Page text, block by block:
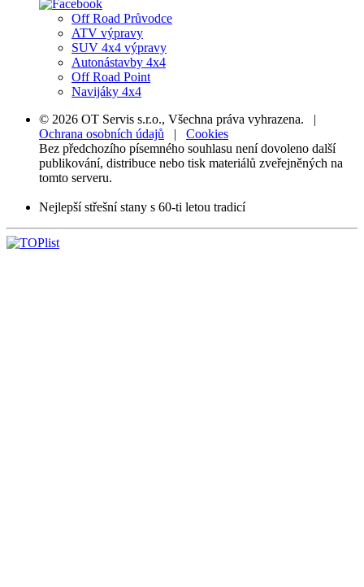
Off Road Průvodce
ATV výpravy
SUV 4x4 výpravy
Autonástavby 4x4
Off Road Point
Navijáky 4x4
© 2026 OT Servis s.r.o., Všechna práva vyhrazena. |
Ochrana osobních údajů
Cookies
Bez předchozího písemného souhlasu není dovoleno další
publikování, distribuce nebo tisk materiálů zveřejněných na
tomto serveru.
Nejlepší střešní stany s 60-ti letou tradicí